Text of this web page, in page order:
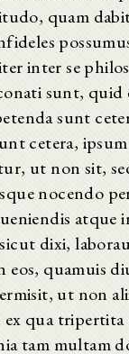
quam
inter se
sunt,
sunt
cetera,
ut non sit,
nocendo
atque
dixi,
eos, quamuis
ut non
ex qua
tam multam